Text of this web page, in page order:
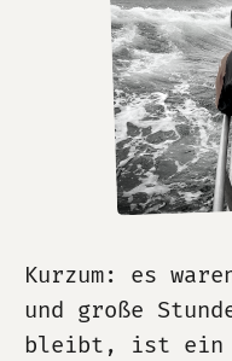
Kurzum: es
und große
bleibt, ist ein